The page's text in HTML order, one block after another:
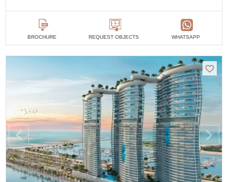
BROCHURE REQUEST OBJECTS WHATSAPP